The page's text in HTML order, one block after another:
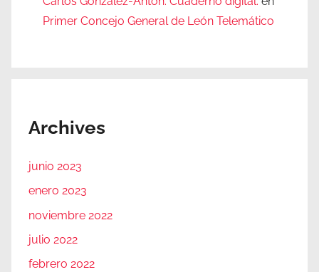
Primer Concejo General de León Telemático
Archives
junio 2023
enero 2023
noviembre 2022
julio 2022
febrero 2022